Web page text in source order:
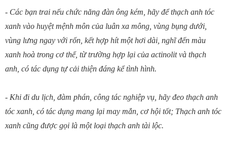
- Các bạn trai nếu chức năng đàn ông kém, hãy để thạch anh tóc
xanh vào huyệt mệnh môn của luân xa mông, vùng bụng dưới,
vùng lưng ngay với rốn, kết hợp hít một hơi dài, nghĩ đến màu
xanh hoà trong cơ thể, từ trường hợp lại của actinolit và thạch
anh, có tác dụng tự cải thiện đáng kể tình hình.
- Khi đi du lịch, đàm phán, công tác nghiệp vụ, hãy đeo thạch anh
tóc xanh, có tác dụng mang lại may mắn, cơ hội tốt; Thạch anh tóc
xanh cũng được gọi là một loại thạch anh tài lộc.